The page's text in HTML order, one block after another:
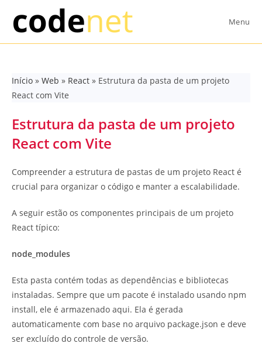
content
Menu
Início » Web » React » Estrutura da pasta de um projeto
React com Vite
Estrutura da pasta de um projeto
React com Vite
Compreender a estrutura de pastas de um projeto React é
crucial para organizar o código e manter a escalabilidade.
A seguir estão os componentes principais de um projeto
React típico:
node_modules
Esta pasta contém todas as dependências e bibliotecas
instaladas. Sempre que um pacote é instalado usando npm
install, ele é armazenado aqui. Ela é gerada
automaticamente com base no arquivo package.json e deve
ser excluído do controle de versão.